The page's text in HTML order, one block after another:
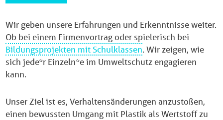
Wir geben unsere Erfahrungen und Erkenntnisse weiter.
Ob bei einem Firmenvortrag oder spielerisch bei
Bildungsprojekten mit Schulklassen. Wir zeigen, wie
sich jede*r Einzeln*e im Umweltschutz engagieren
kann.
Unser Ziel ist es, Verhaltensänderungen anzustoßen,
einen bewussten Umgang mit Plastik als Wertstoff zu